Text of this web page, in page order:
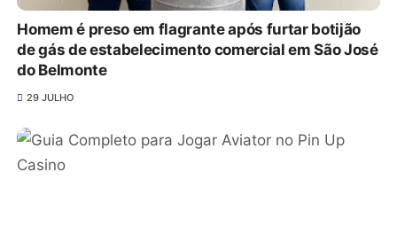
Homem é preso em flagrante após furtar botijão
de gás de estabelecimento comercial em São José
do Belmonte
29 JULHO